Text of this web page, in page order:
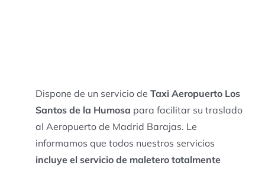
Dispone de un servicio de Taxi Aeropuerto Los
Santos de la Humosa para facilitar su traslado
al Aeropuerto de Madrid Barajas. Le
informamos que todos nuestros servicios
incluye el servicio de maletero totalmente